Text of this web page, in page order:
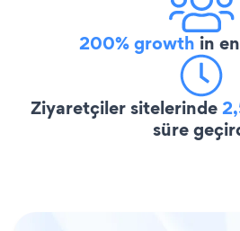
200% growth in
Ziyaretçiler sitelerinde
süre